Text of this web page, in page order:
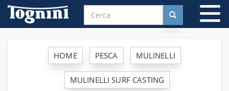
HOME PESCA MULINELLI
MULINELLI SURF CASTING